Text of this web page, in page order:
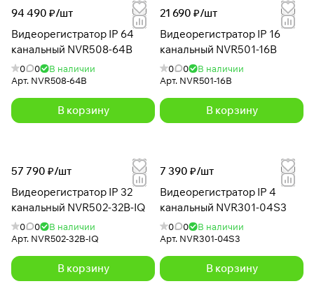
94 490 ₽/шт
Видеорегистратор IP 64
канальный NVR508-64B
0 0
В наличии
Арт. NVR508-64B
В корзину
21 690 ₽/шт
Видеорегистратор IP 16
канальный NVR501-16B
0 0
В наличии
Арт. NVR501-16B
В корзину
57 790 ₽/шт
Видеорегистратор IP 32
канальный NVR502-32B-IQ
0 0
В наличии
Арт. NVR502-32B-IQ
В корзину
7 390 ₽/шт
Видеорегистратор IP 4
канальный NVR301-04S3
0 0
В наличии
Арт. NVR301-04S3
В корзину